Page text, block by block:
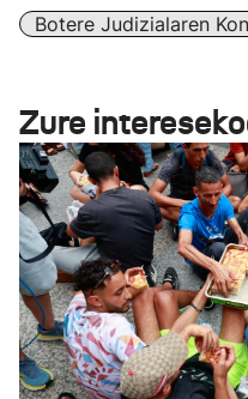
Botere Judizialaren
Zure